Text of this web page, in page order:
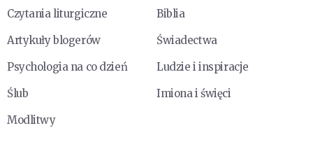
Czytania liturgiczne
Biblia
Artykuły blogerów
Świadectwa
Psychologia na co dzień
Ludzie i inspiracje
Ślub
Imiona i święci
Modlitwy